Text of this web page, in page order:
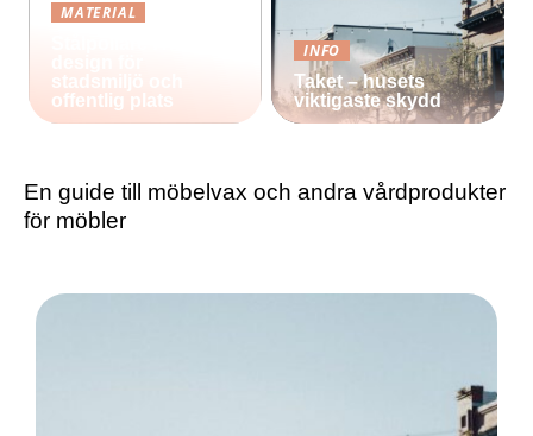
MATERIAL
stadsmiljö och
offentlig plats
INFO
Taket – husets
viktigaste skydd
En guide till möbelvax och andra vårdprodukter
för möbler